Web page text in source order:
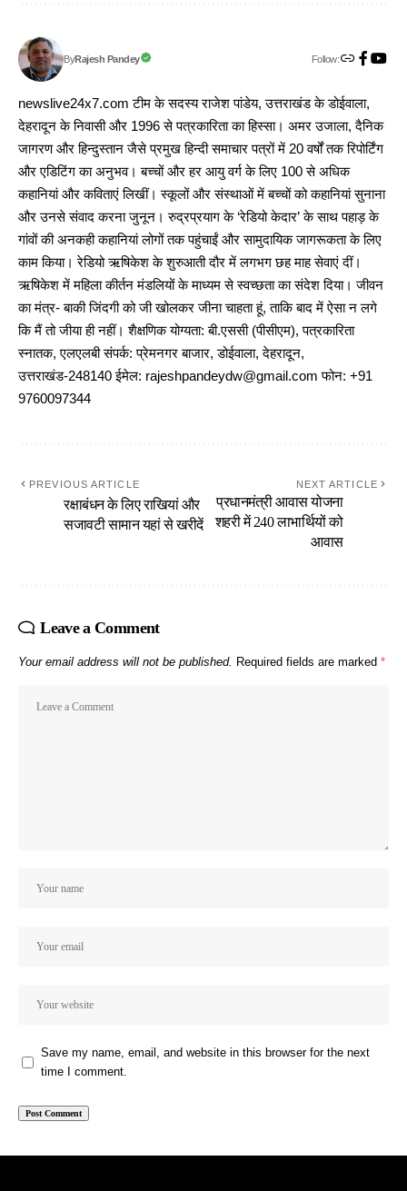
ByRajesh Pandey Follow:
newslive24x7.com टीम के सदस्य राजेश पांडेय, उत्तराखंड के डोईवाला,
देहरादून के निवासी और 1996 से पत्रकारिता का हिस्सा। अमर उजाला, दैनिक
जागरण और हिन्दुस्तान जैसे प्रमुख हिन्दी समाचार पत्रों में 20 वर्षों तक रिपोर्टिंग
और एडिटिंग का अनुभव। बच्चों और हर आयु वर्ग के लिए 100 से अधिक
कहानियां और कविताएं लिखीं। स्कूलों और संस्थाओं में बच्चों को कहानियां सुनाना
और उनसे संवाद करना जुनून। रुद्रप्रयाग के ‘रेडियो केदार’ के साथ पहाड़ के
गांवों की अनकही कहानियां लोगों तक पहुंचाईं और सामुदायिक जागरूकता के लिए
काम किया। रेडियो ऋषिकेश के शुरुआती दौर में लगभग छह माह सेवाएं दीं।
ऋषिकेश में महिला कीर्तन मंडलियों के माध्यम से स्वच्छता का संदेश दिया। जीवन
का मंत्र- बाकी जिंदगी को जी खोलकर जीना चाहता हूं, ताकि बाद में ऐसा न लगे
कि मैं तो जीया ही नहीं। शैक्षणिक योग्यता: बी.एससी (पीसीएम), पत्रकारिता
स्नातक, एलएलबी संपर्क: प्रेमनगर बाजार, डोईवाला, देहरादून,
उत्तराखंड-248140 ईमेल: rajeshpandeydw@gmail.com फोन: +91
9760097344
PREVIOUS ARTICLE
रक्षाबंधन के लिए राखियां और
सजावटी सामान यहां से खरीदें
NEXT ARTICLE
प्रधानमंत्री आवास योजना
शहरी में 240 लाभार्थियों को
आवास
Leave a Comment
Your email address will not be published. Required fields are marked *
Save my name, email, and website in this browser for the next
time I comment.